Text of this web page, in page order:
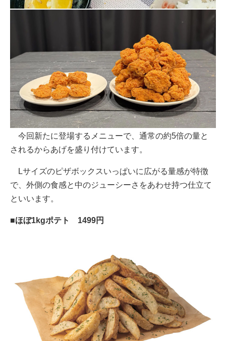
今回新たに登場するメニューで、通常の約5倍の量と
されるからあげを盛り付けています。
Lサイズのピザボックスいっぱいに広がる量感が特徴
で、外側の食感と中のジューシーさをあわせ持つ仕立て
といいます。
■ほぼ1kgポテト 1499円